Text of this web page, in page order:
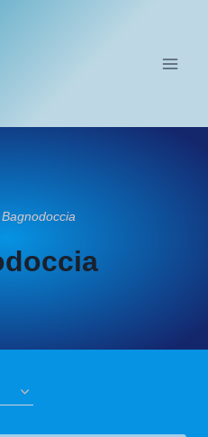
Bagnodoccia